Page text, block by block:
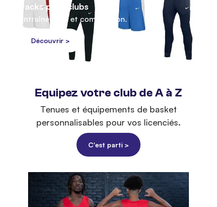
Packs pour clubs
Entraînement et compétition.
Découvrir >
Equipez votre club de A à Z
Tenues et équipements de basket
personnalisables pour vos licenciés.
C'est parti >